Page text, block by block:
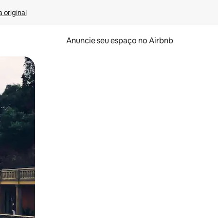
original
Anuncie seu espaço no Airbnb
o dedo na tela.